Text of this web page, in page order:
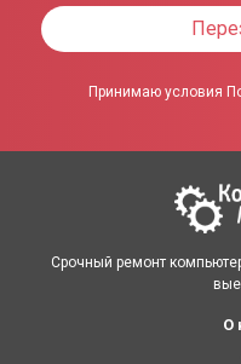
Принимаю условия
Срочный ремонт
О